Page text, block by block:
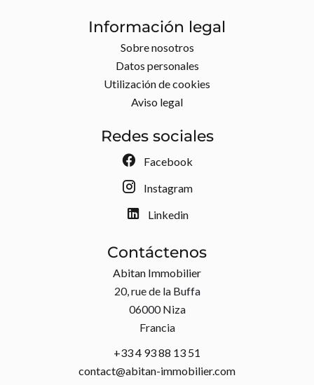
Información legal
Sobre nosotros
Datos personales
Utilización de cookies
Aviso legal
Redes sociales
Facebook
Instagram
Linkedin
Contáctenos
Abitan Immobilier
20, rue de la Buffa
06000Niza
Francia
+33 4 93 88 13 51
contact@abitan-immobilier.com